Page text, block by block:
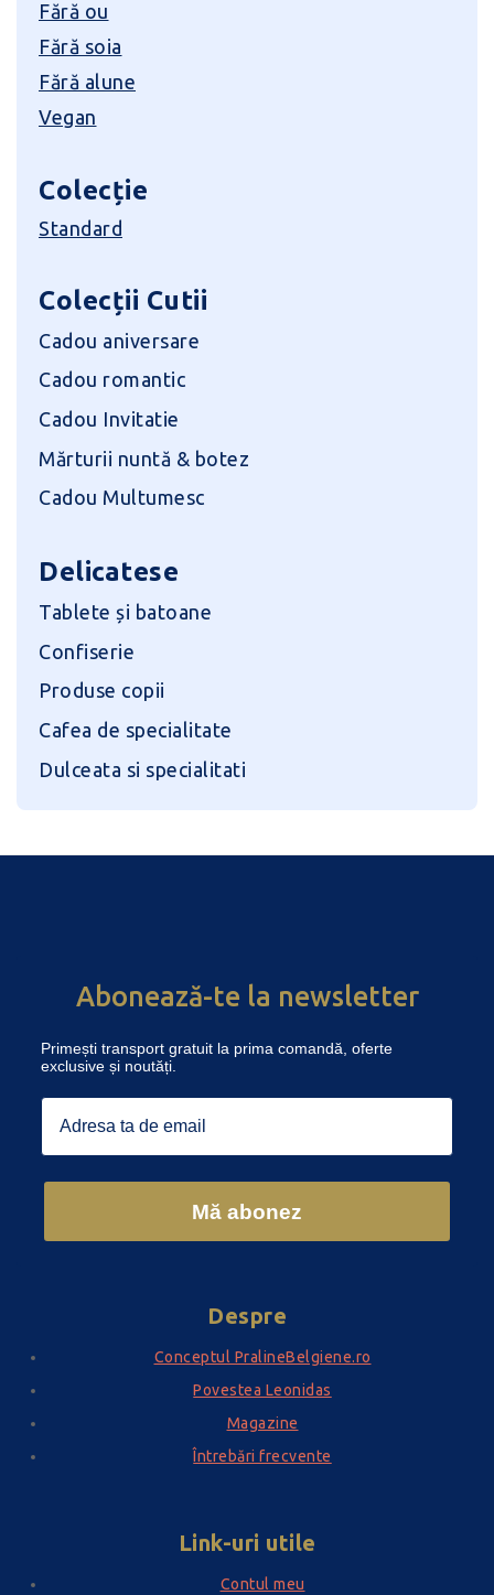
Fără ou
Fără soia
Fără alune
Vegan
Colecție
Standard
Colecții Cutii
Cadou aniversare
Cadou romantic
Cadou Invitatie
Mărturii nuntă & botez
Cadou Multumesc
Delicatese
Tablete și batoane
Confiserie
Produse copii
Cafea de specialitate
Dulceata si specialitati
Abonează-te la newsletter
Primești transport gratuit la prima comandă, oferte
exclusive și noutăți.
Email
Mă abonez
Despre
Conceptul PralineBelgiene.ro
Povestea Leonidas
Magazine
Întrebări frecvente
Link-uri utile
Contul meu